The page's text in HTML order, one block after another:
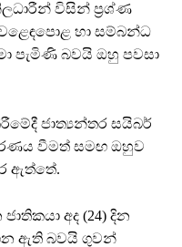
විසින් ප්‍රශ්ණ
හා සම්බන්ධ
පැමිණි බවයි ඔහු පවසා
ජාත්‍යන්තර සයිබර්
වීමත් සමඟ ඔහුව
ඇත්තේ.
අද (24) දින
ඇති බවයි ගුවන්